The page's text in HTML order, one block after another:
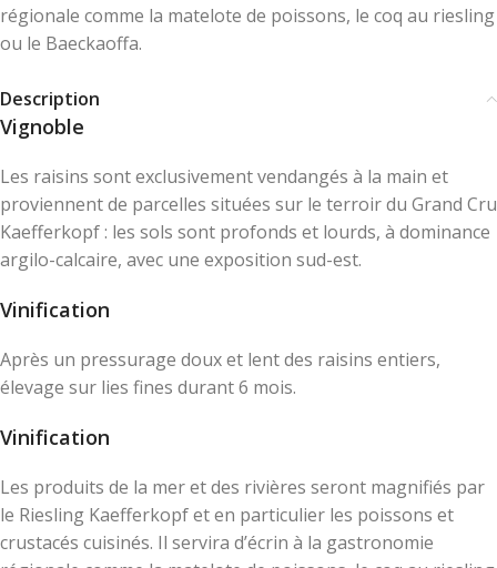
régionale comme la matelote de poissons, le coq au riesling
ou le Baeckaoffa.
Description
Vignoble
Les raisins sont exclusivement vendangés à la main et
proviennent de parcelles situées sur le terroir du Grand Cru
Kaefferkopf : les sols sont profonds et lourds, à dominance
argilo-calcaire, avec une exposition sud-est.
Vinification
Après un pressurage doux et lent des raisins entiers,
élevage sur lies fines durant 6 mois.
Vinification
Les produits de la mer et des rivières seront magnifiés par
le Riesling Kaefferkopf et en particulier les poissons et
crustacés cuisinés. Il servira d’écrin à la gastronomie